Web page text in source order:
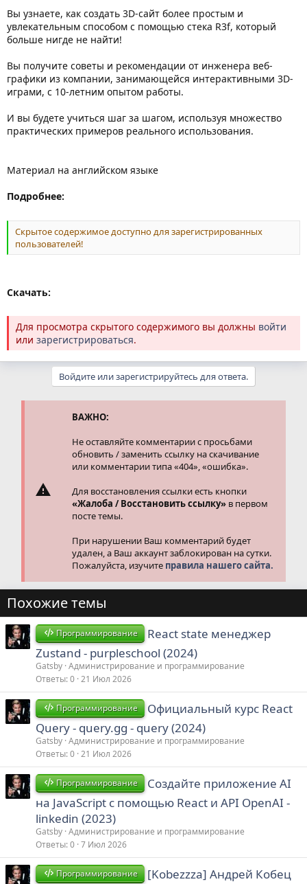
Вы узнаете, как создать 3D-сайт более простым и
увлекательным способом с помощью стека R3f, который
больше нигде не найти!
Вы получите советы и рекомендации от инженера веб-
графики из компании, занимающейся интерактивными 3D-
играми, с 10-летним опытом работы.
И вы будете учиться шаг за шагом, используя множество
практических примеров реального использования.
Материал на английском языке
Подробнее:
Скрытое содержимое доступно для зарегистрированных
пользователей!
Скачать:
Для просмотра скрытого содержимого вы должны войти
или зарегистрироваться.
Войдите или зарегистрируйтесь для ответа.
ВАЖНО:
Не оставляйте комментарии с просьбами
обновить / заменить ссылку на скачивание
или комментарии типа «404», «ошибка».
Для восстановления ссылки есть кнопки
«Жалоба / Восстановить ссылку» в первом
посте темы.
При нарушении Ваш комментарий будет
удален, а Ваш аккаунт заблокирован на сутки.
Пожалуйста, изучите правила нашего сайта.
Похожие темы
Программирование
React state менеджер
Zustand - purpleschool (2024)
Gatsby Администрирование и программирование
Ответы 0 21 Июл 2026
Программирование
Официальный курс React
Query - query.gg - query (2024)
Gatsby Администрирование и программирование
Ответы 0 21 Июл 2026
Программирование
Создайте приложение AI
на JavaScript с помощью React и API OpenAI -
linkedin (2023)
Gatsby Администрирование и программирование
Ответы 0 7 Июл 2026
Программирование
[Kobezzza] Андрей Кобец